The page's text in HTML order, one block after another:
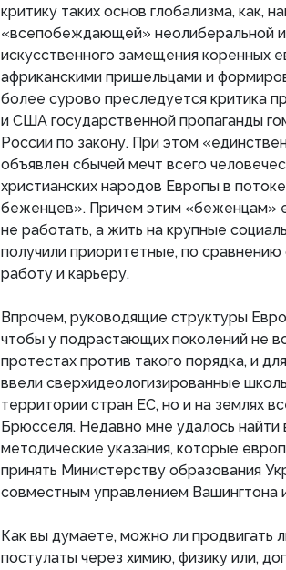
критику таких основ глобализма, как,
«всепобеждающей» неолиберальной
искусственного замещения коренных
африканскими пришельцами и
более сурово преследуется критика
и США государственной пропаганды
России по закону. При этом
объявлен сбычей мечт всего
христианских народов Европы в
беженцев». Причем этим «беженцам»
не работать, а жить на крупные
получили приоритетные, по
работу и карьеру.
Впрочем, руководящие структуры
чтобы у подрастающих поколений не
протестах против такого порядка, и
ввели сверхидеологизированные
территории стран ЕС, но и на землях
Брюсселя. Недавно мне удалось найти
методические указания, которые
принять Министерству образования
совместным управлением Вашингтона
Как вы думаете, можно ли продвигать
постулаты через химию, физику или,